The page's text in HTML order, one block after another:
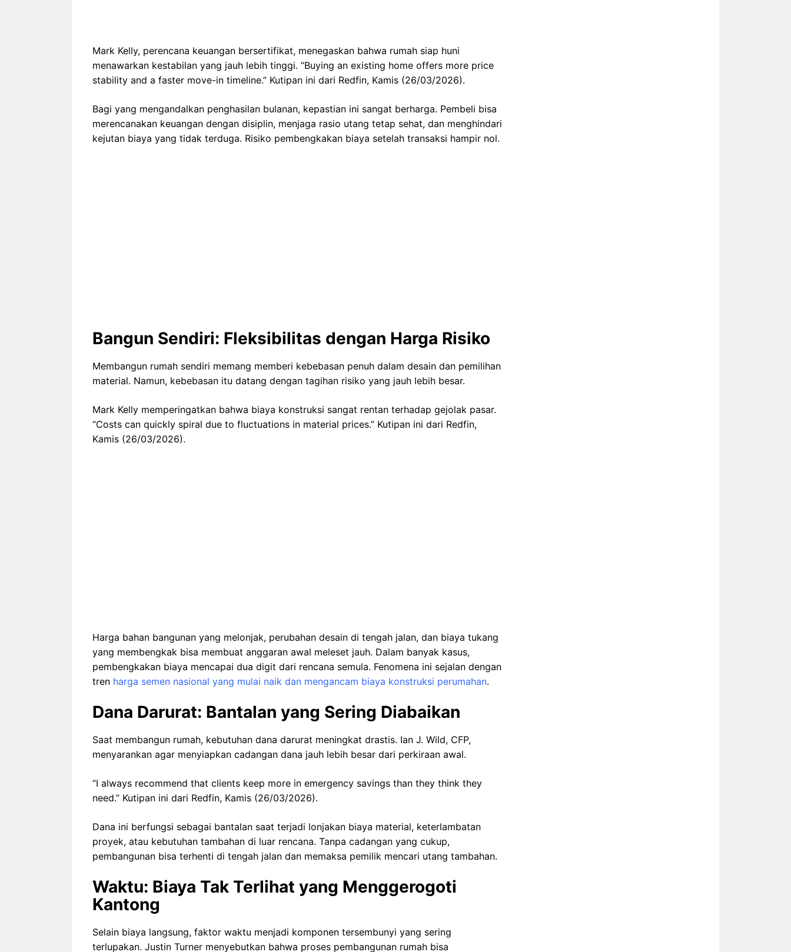
Mark Kelly, perencana keuangan bersertifikat, menegaskan bahwa rumah siap huni
menawarkan kestabilan yang jauh lebih tinggi. “Buying an existing home offers more price
stability and a faster move-in timeline.” Kutipan ini dari Redfin, Kamis (26/03/2026).
Bagi yang mengandalkan penghasilan bulanan, kepastian ini sangat berharga. Pembeli bisa
merencanakan keuangan dengan disiplin, menjaga rasio utang tetap sehat, dan menghindari
kejutan biaya yang tidak terduga. Risiko pembengkakan biaya setelah transaksi hampir nol.
Bangun Sendiri: Fleksibilitas dengan Harga Risiko
Membangun rumah sendiri memang memberi kebebasan penuh dalam desain dan pemilihan
material. Namun, kebebasan itu datang dengan tagihan risiko yang jauh lebih besar.
Mark Kelly memperingatkan bahwa biaya konstruksi sangat rentan terhadap gejolak pasar.
“Costs can quickly spiral due to fluctuations in material prices.” Kutipan ini dari Redfin,
Kamis (26/03/2026).
Harga bahan bangunan yang melonjak, perubahan desain di tengah jalan, dan biaya tukang
yang membengkak bisa membuat anggaran awal meleset jauh. Dalam banyak kasus,
pembengkakan biaya mencapai dua digit dari rencana semula. Fenomena ini sejalan dengan
tren harga semen nasional yang mulai naik dan mengancam biaya konstruksi perumahan.
Dana Darurat: Bantalan yang Sering Diabaikan
Saat membangun rumah, kebutuhan dana darurat meningkat drastis. Ian J. Wild, CFP,
menyarankan agar menyiapkan cadangan dana jauh lebih besar dari perkiraan awal.
“I always recommend that clients keep more in emergency savings than they think they
need.” Kutipan ini dari Redfin, Kamis (26/03/2026).
Dana ini berfungsi sebagai bantalan saat terjadi lonjakan biaya material, keterlambatan
proyek, atau kebutuhan tambahan di luar rencana. Tanpa cadangan yang cukup,
pembangunan bisa terhenti di tengah jalan dan memaksa pemilik mencari utang tambahan.
Waktu: Biaya Tak Terlihat yang Menggerogoti
Kantong
Selain biaya langsung, faktor waktu menjadi komponen tersembunyi yang sering
terlupakan. Justin Turner menyebutkan bahwa proses pembangunan rumah bisa